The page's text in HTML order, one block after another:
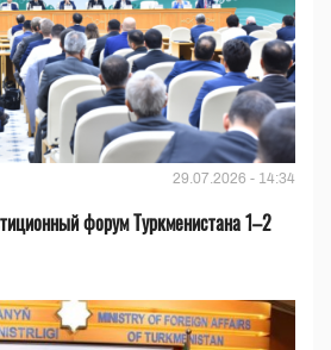
29.07.2026 - 14:34
форум Туркменистана 1–2